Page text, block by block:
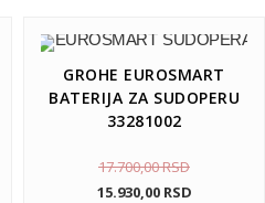
GROHE EUROSMART
BATERIJA ZA SUDOPERU
33281002
17.700,00RSD
15.930,00 RSD